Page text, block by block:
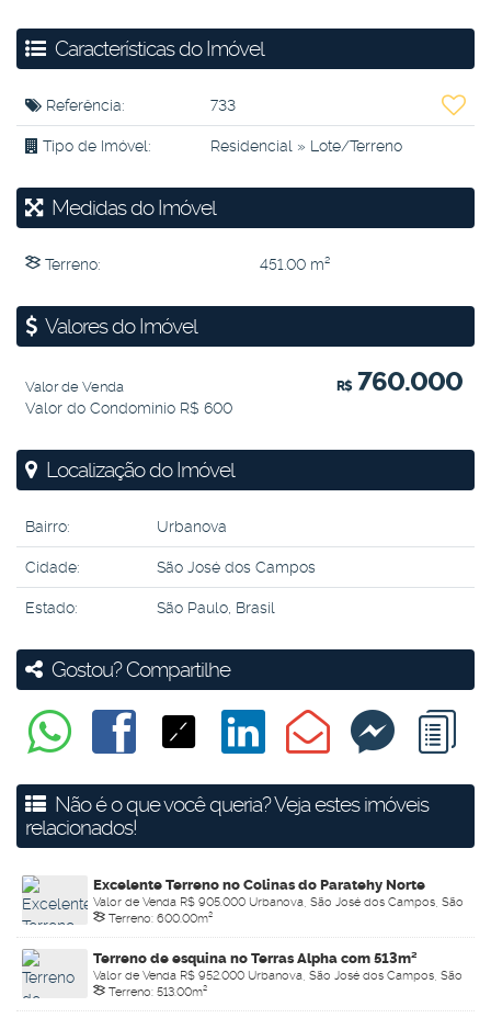
Características do Imóvel
Referência: 733
Tipo de Imóvel: Residencial » Lote/Terreno
Medidas do Imóvel
Terreno: 451 .00 m²
Valores do Imóvel
R$760.000
Valor de Venda
Valor do Condominio R$ 600
Localização do Imóvel
Bairro: Urbanova
Cidade: São José dos Campos
Estado: São Paulo, Brasil
Gostou? Compartilhe
Não é o que você queria? Veja estes imóveis
relacionados!
Excelente Terreno no Colinas do Paratehy Norte
R$ 905.000
Valor de Venda
Urbanova, São José dos Campos, São
Paulo, Brasil
Terreno: 600.00m²
Terreno de esquina no Terras Alpha com 513m²
R$ 952.000
Valor de Venda
Urbanova, São José dos Campos, São
Paulo, Brasil
Terreno: 513.00m²